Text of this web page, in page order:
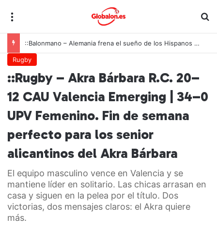
::Balonmano – Alemania frena el sueño de los Hispanos Juveniles, que lucharán ahora por el bronce europeo
Rugby
::Rugby – Akra Bárbara R.C. 20–
12 CAU Valencia Emerging | 34–0
UPV Femenino. Fin de semana
perfecto para los senior
alicantinos del Akra Bárbara
El equipo masculino vence en Valencia y se
mantiene líder en solitario. Las chicas arrasan en
casa y siguen en la pelea por el título. Dos
victorias, dos mensajes claros: el Akra quiere
más.